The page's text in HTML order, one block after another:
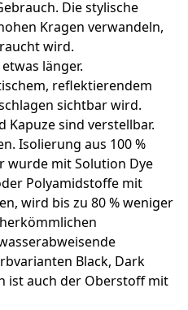
Die stylische
Kragen verwandeln,
wird.
länger.
reflektierendem
sichtbar wird.
Kapuze sind verstellbar.
Isolierung aus 100 %
wurde mit Solution Dye
Polyamidstoffe mit
wird bis zu 80 % weniger
Black, Dark
ist auch der Oberstoff mit